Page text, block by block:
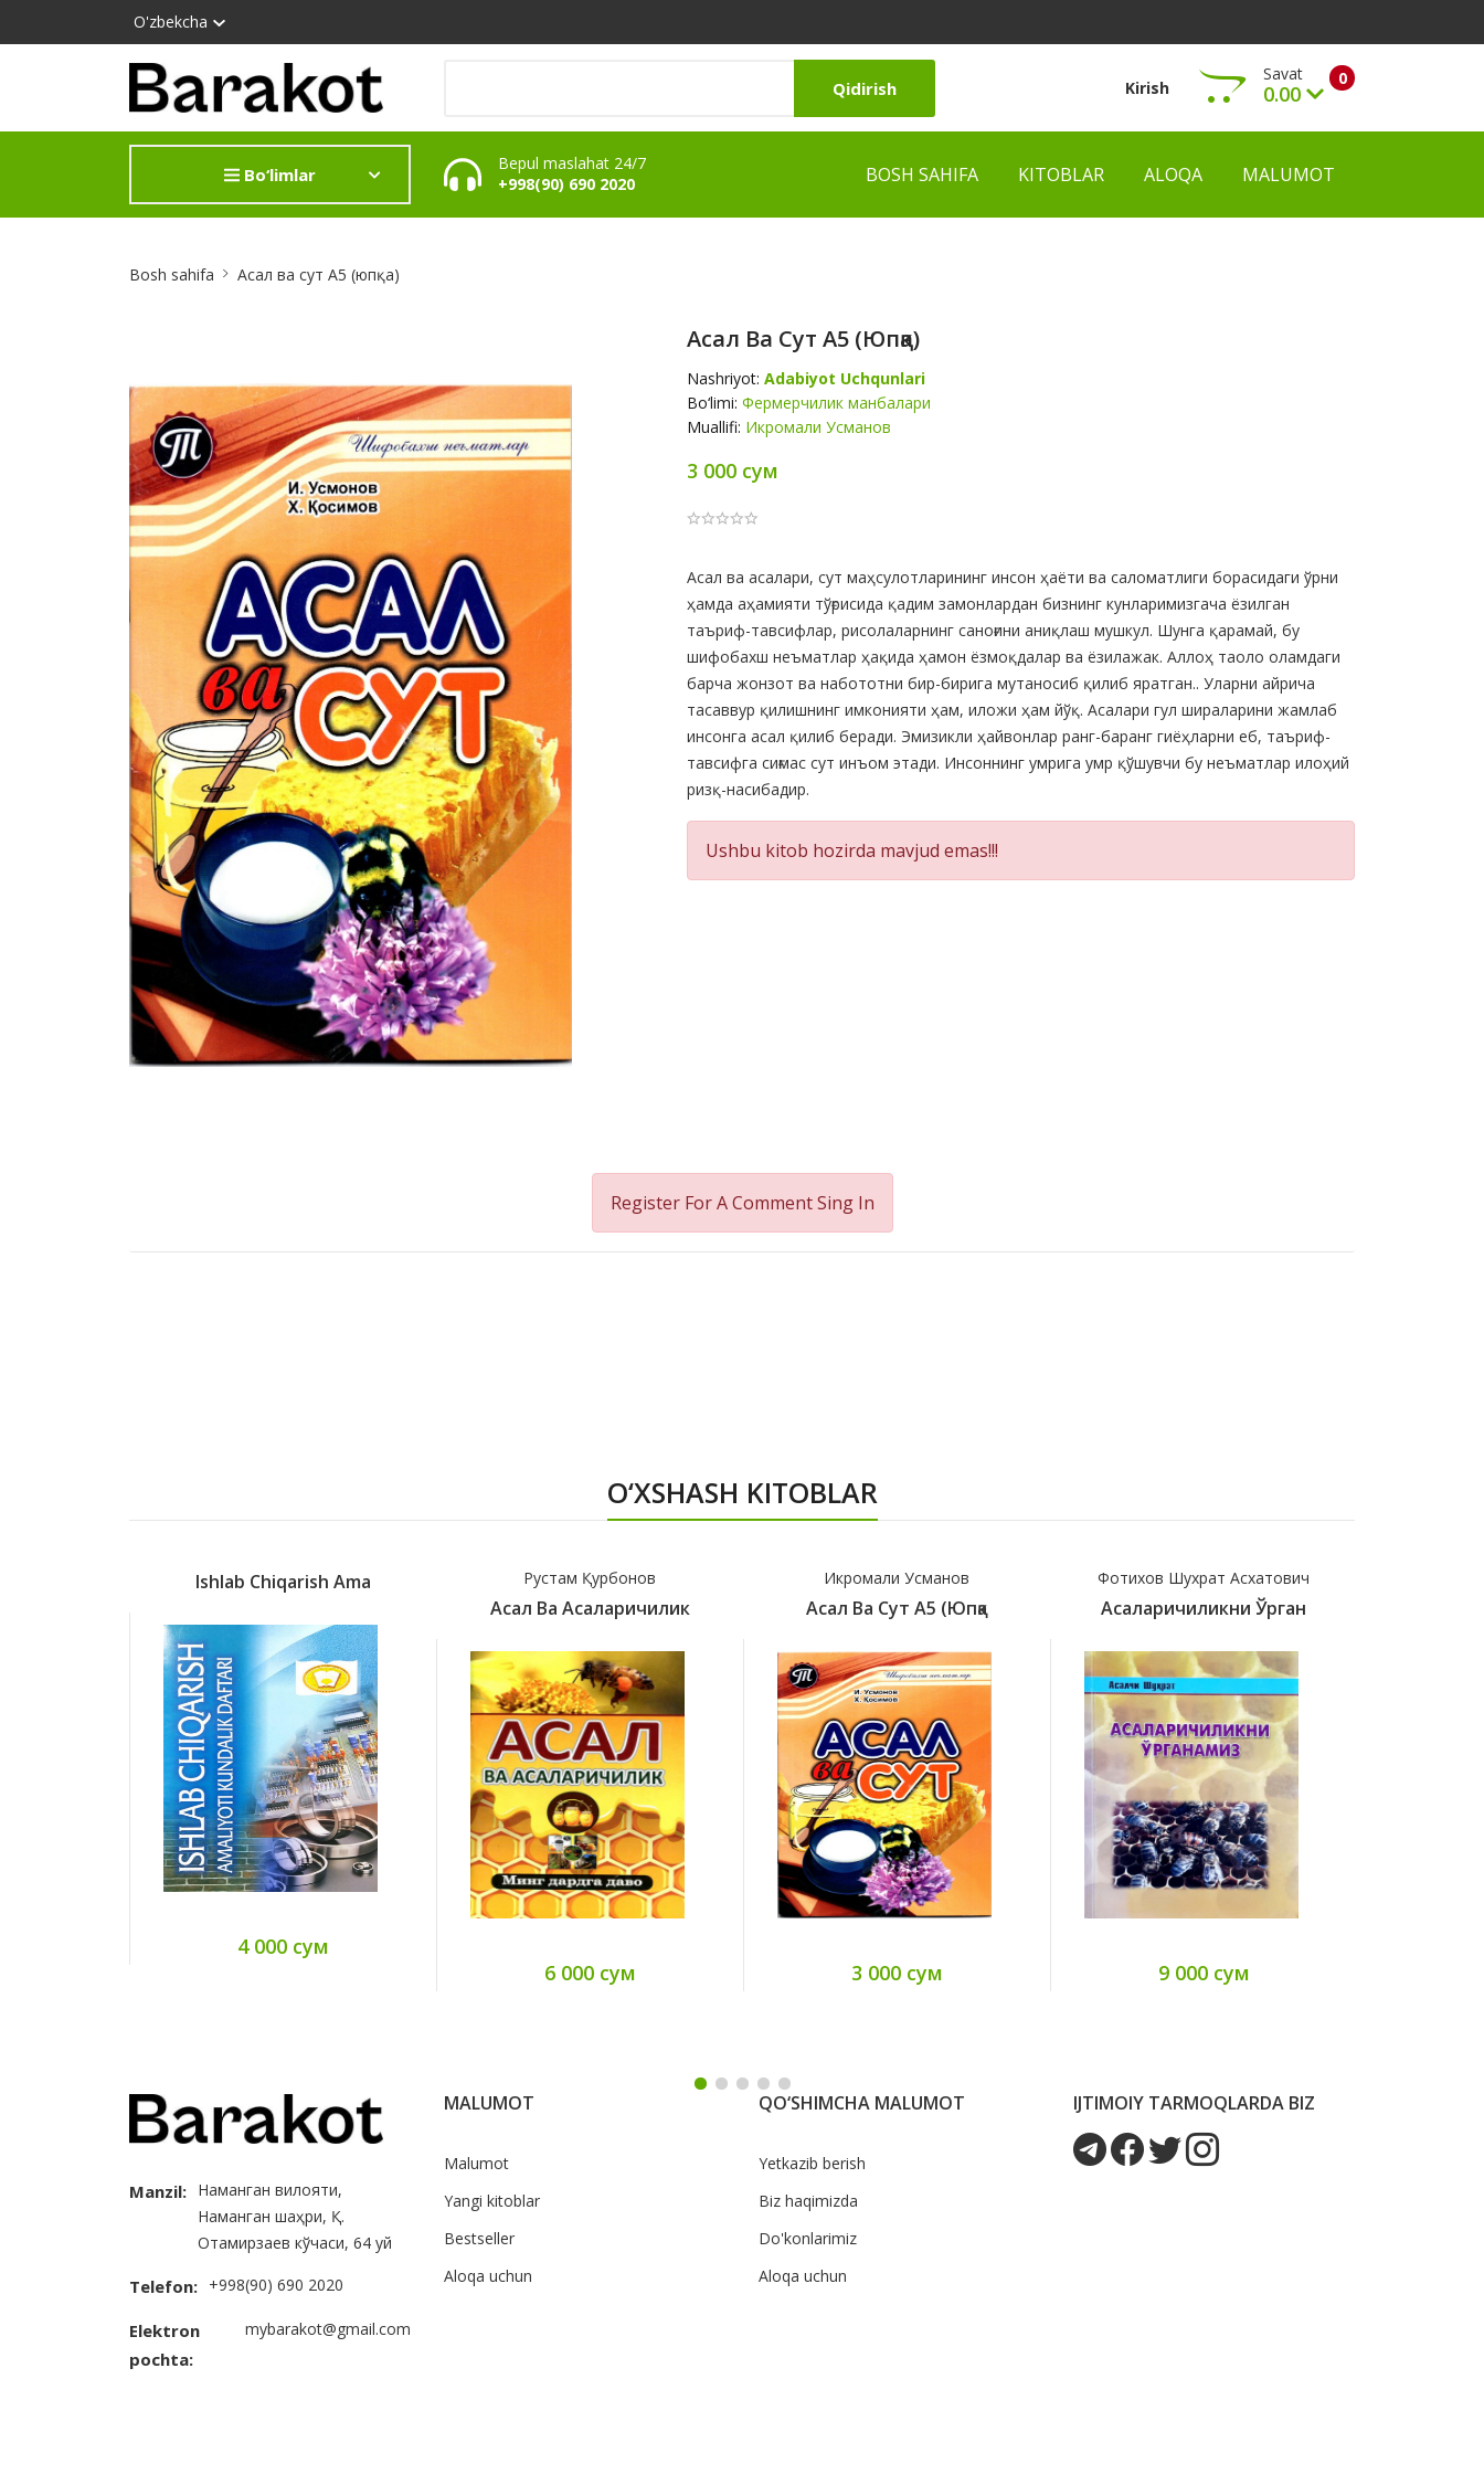
O'zbekcha
Qidirish Kirish 0
Savat
0.00
Ko‘rish
Bo‘limlar
Bepul maslahat 24/7
+998(90) 690 2020
BOSH SAHIFA KITOBLAR ALOQA MALUMOT
Bosh sahifa Асал ва сут А5 (юпқа)
Асал Ва Сут А5 (юпқа)
Nashriyot: Adabiyot Uchqunlari
Bo‘limi: Фермерчилик манбалари
Muallifi: Икромали Усманов
3 000 сум
Product
Summery
Асал ва асалари, сут маҳсулотларининг инсон ҳаёти ва саломатлиги борасидаги ўрни
ҳамда аҳамияти тўғрисида қадим замонлардан бизнинг кунларимизгача ёзилган
таъриф-тавсифлар, рисолаларнинг саноғини аниқлаш мушкул. Шунга қарамай, бу
шифобахш неъматлар ҳақида ҳамон ёзмоқдалар ва ёзилажак. Аллоҳ таоло оламдаги
барча жонзот ва набототни бир-бирига мутаносиб қилиб яратган.. Уларни айрича
тасаввур қилишнинг имконияти ҳам, иложи ҳам йўқ. Асалари гул шираларини жамлаб
инсонга асал қилиб беради. Эмизикли ҳайвонлар ранг-баранг гиёҳларни еб, таъриф-
тавсифга сиғмас сут инъом этади. Инсоннинг умрига умр қўшувчи бу неъматлар илоҳий
ризқ-насибадир.
Ushbu kitob hozirda mavjud emas!!!
Register For A CommentSing In
O‘XSHASH KITOBLAR
Ishlab Chiqarish Ama
4 000 сум
Рустам Қурбонов
Асал Ва Асаларичилик
6 000 сум
Икромали Усманов
Асал Ва Сут А5 (юпқа
3 000 сум
Фотихов Шухрат Асхатович
Асаларичиликни Ўрган
9 000 сум
Manzil: Наманган вилояти,
Наманган шаҳри, Қ.
Отамирзаев кўчаси, 64 уй
Telefon: +998(90) 690 2020
Elektron
pochta:
mybarakot@gmail.com
MALUMOT
Malumot
Yangi kitoblar
Bestseller
Aloqa uchun
QO‘SHIMCHA MALUMOT
Yetkazib berish
Biz haqimizda
Do'konlarimiz
Aloqa uchun
IJTIMOIY TARMOQLARDA BIZ